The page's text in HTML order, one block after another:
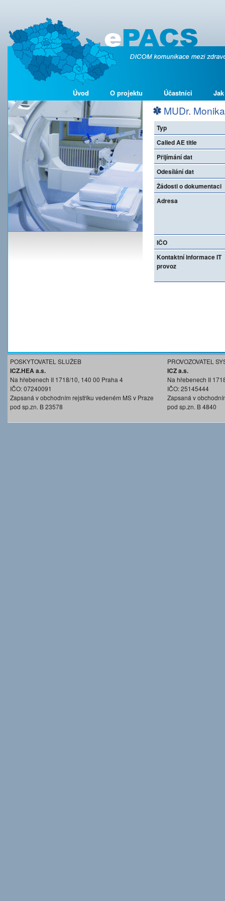
Úvod O projektu Účastníci
MUDr.
Typ
Called AE title
Přijímání dat
Odesílání dat
Žádosti o dokumentaci
Adresa
IČO
Kontaktní informace IT
provoz
POSKYTOVATEL SLUŽEB
ICZ.HEA a.s.
Na hřebenech II 1718/10, 140 00 Praha 4
IČO: 07240091
Zapsaná v obchodním rejstříku vedeném MS v Praze
pod sp.zn. B 23578
PROVOZOVATEL
ICZ a.s.
Na hřebenech II
IČO: 25145444
Zapsaná v
pod sp.zn. B 4840